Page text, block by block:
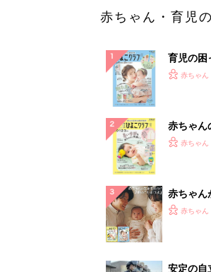
赤ちゃん・育児
育児の困
『ひよ
赤ちゃん
赤ちゃん
てのひよ
赤ちゃん
赤ちゃん
ひよ」
赤ちゃん
安定の自